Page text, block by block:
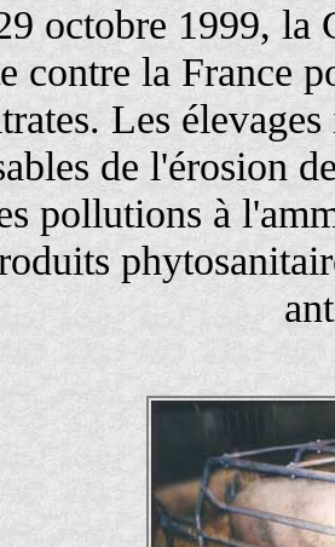
octobre 1999, la
contre la France
Les
de l'érosion
pollutions à